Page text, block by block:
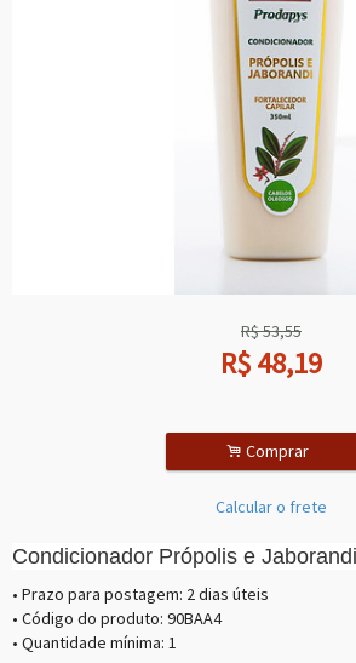
R$53,55
R$48,19
. Comprar
Calcular o frete
Condicionador Própolis e
• Prazo para postagem: 2 dias úteis
• Código do produto: 90BAA4
• Quantidade mínima: 1